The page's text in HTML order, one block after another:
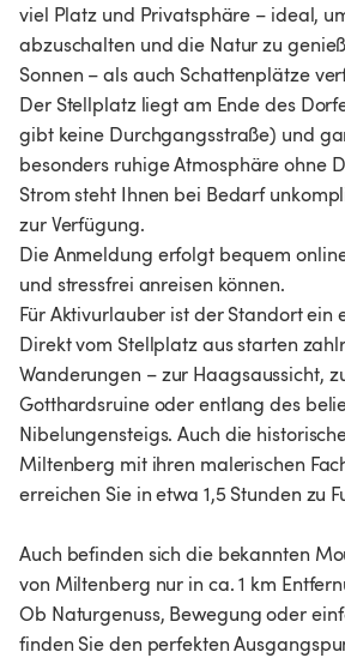
viel Platz und Privatsphäre – ideal,
abzuschalten und die Natur zu
Sonnen – als auch Schattenplätze
Der Stellplatz liegt am Ende des
gibt keine Durchgangsstraße) und
besonders ruhige Atmosphäre ohne
Strom steht Ihnen bei Bedarf
zur Verfügung.
Die Anmeldung erfolgt bequem
und stressfrei anreisen können.
Für Aktivurlauber ist der Standort ein
Direkt vom Stellplatz aus starten
Wanderungen – zur Haagsaussicht,
Gotthardsruine oder entlang des
Nibelungensteigs. Auch die
Miltenberg mit ihren malerischen
erreichen Sie in etwa 1,5 Stunden zu
Auch befinden sich die bekannten
von Miltenberg nur in ca. 1 km
Ob Naturgenuss, Bewegung oder
finden Sie den perfekten